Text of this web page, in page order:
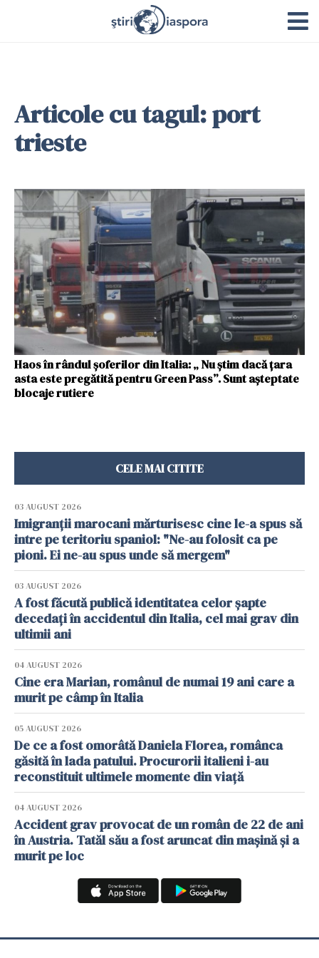
Articole cu tagul: port
trieste
Haos în rândul șoferilor din Italia: „ Nu știm dacă țara
asta este pregătită pentru Green Pass”. Sunt așteptate
blocaje rutiere
CELE MAI CITITE
03 AUGUST 2026
Imigranții marocani mărturisesc cine le-a spus să
intre pe teritoriu spaniol: "Ne-au folosit ca pe
pioni. Ei ne-au spus unde să mergem"
03 AUGUST 2026
A fost făcută publică identitatea celor șapte
decedați în accidentul din Italia, cel mai grav din
ultimii ani
04 AUGUST 2026
Cine era Marian, românul de numai 19 ani care a
murit pe câmp în Italia
05 AUGUST 2026
De ce a fost omorâtă Daniela Florea, românca
găsită în lada patului. Procurorii italieni i-au
reconstituit ultimele momente din viață
04 AUGUST 2026
Accident grav provocat de un român de 22 de ani
în Austria. Tatăl său a fost aruncat din mașină și a
murit pe loc